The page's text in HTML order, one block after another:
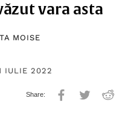
vara asta
MOISE
IULIE 2022